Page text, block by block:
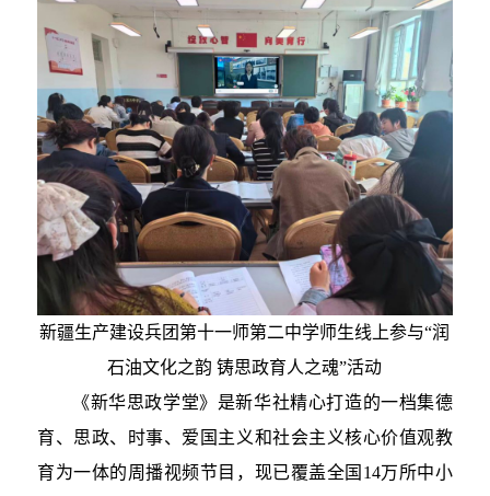
新疆生产建设兵团第十一师第二中学师生线上参与“润
石油文化之韵 铸思政育人之魂”活动
《新华思政学堂》是新华社精心打造的一档集德
育、思政、时事、爱国主义和社会主义核心价值观教
育为一体的周播视频节目，现已覆盖全国14万所中小